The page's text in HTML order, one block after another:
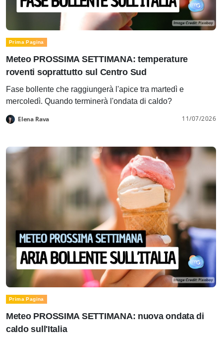
Prima Pagina
Meteo PROSSIMA SETTIMANA: temperature
roventi soprattutto sul Centro Sud
Fase bollente che raggiungerà l'apice tra martedì e
mercoledì. Quando terminerà l'ondata di caldo?
Elena Rava 11/07/2026
Prima Pagina
Meteo PROSSIMA SETTIMANA: nuova ondata di
caldo sull'Italia